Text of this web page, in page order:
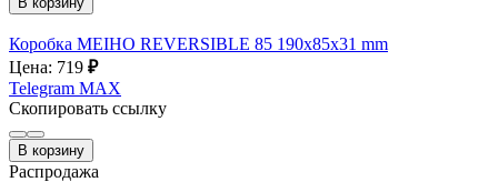
Коробка MEIHO REVERSIBLE 85 190х85х31 mm
Цена: 719 ₽
Telegram MAX
Скопировать ссылку
В корзину
Распродажа